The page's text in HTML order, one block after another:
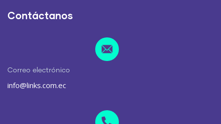
Contáctanos
Correo electrónico
info@links.com.ec